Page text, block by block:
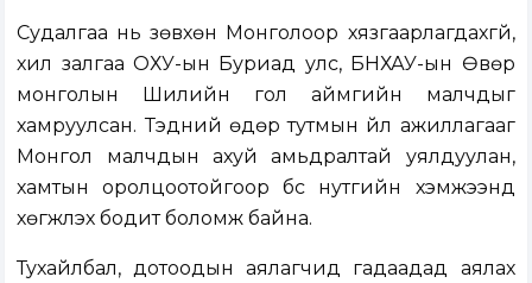
Судалгаа нь зөвхөн Монголоор хязгаарлагдахгүй,
хил залгаа ОХУ-ын Буриад улс, БНХАУ-ын Өвөр
монголын Шилийн гол аймгийн малчдыг
хамруулсан. Тэдний өдөр тутмын үйл ажиллагааг
Монгол малчдын ахуй амьдралтай уялдуулан,
хамтын оролцоотойгоор бүс нутгийн хэмжээнд
хөгжүүлэх бодит боломж байна.
Тухайлбал, дотоодын аялагчид гадаадад аялах